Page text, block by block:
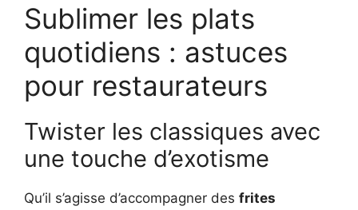
Sublimer les plats
quotidiens : astuces
pour restaurateurs
Twister les classiques avec
une touche d’exotisme
Qu’il s’agisse d’accompagner des frites